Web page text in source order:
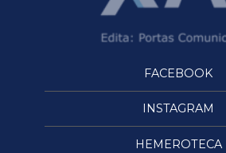
FACEBOOK
INSTAGRAM
HEMEROTECA